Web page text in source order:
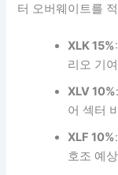
터 오버웨이트를
XLK 15%
리오 기
XLV 10%
어 섹터
XLF 10%
호조 예